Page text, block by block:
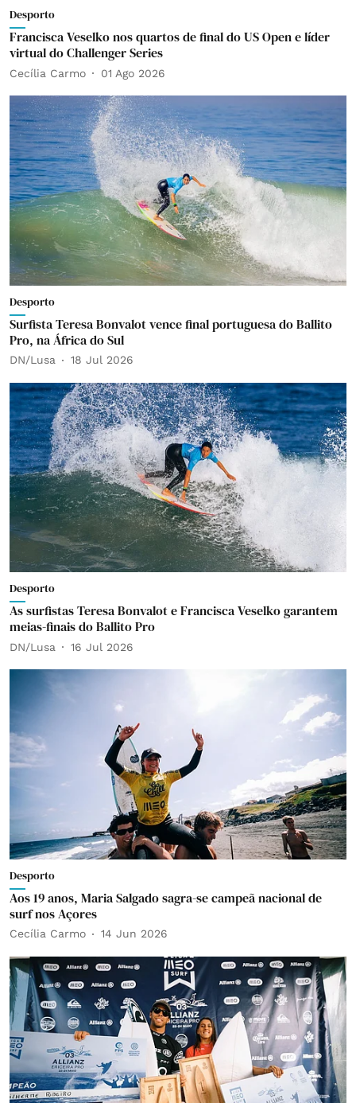
Desporto
Francisca Veselko nos quartos de final do US Open e líder
virtual do Challenger Series
Cecília Carmo 01 Ago 2026
Desporto
Surfista Teresa Bonvalot vence final portuguesa do Ballito
Pro, na África do Sul
DN/Lusa 18 Jul 2026
Desporto
As surfistas Teresa Bonvalot e Francisca Veselko garantem
meias-finais do Ballito Pro
DN/Lusa 16 Jul 2026
Desporto
Aos 19 anos, Maria Salgado sagra-se campeã nacional de
surf nos Açores
Cecília Carmo 14 Jun 2026